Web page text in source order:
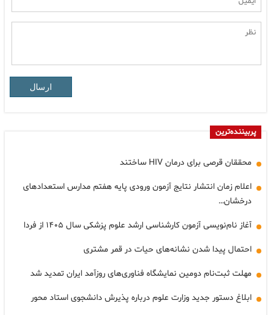
ارسال
پربیننده‌ترین
محققان قرصی برای درمان HIV ساختند
اعلام زمان انتشار نتایج آزمون ورودی پایه هفتم مدارس استعدادهای
درخشان…
آغاز نام‌نویسی آزمون کارشناسی ارشد علوم پزشکی سال ۱۴۰۵ از فردا
احتمال پیدا شدن نشانه‌های حیات در قمر مشتری
مهلت ثبت‌نام دومین نمایشگاه فناوری‌های روزآمد ایران تمدید شد
ابلاغ دستور جدید وزارت علوم درباره پذیرش دانشجوی استاد محور